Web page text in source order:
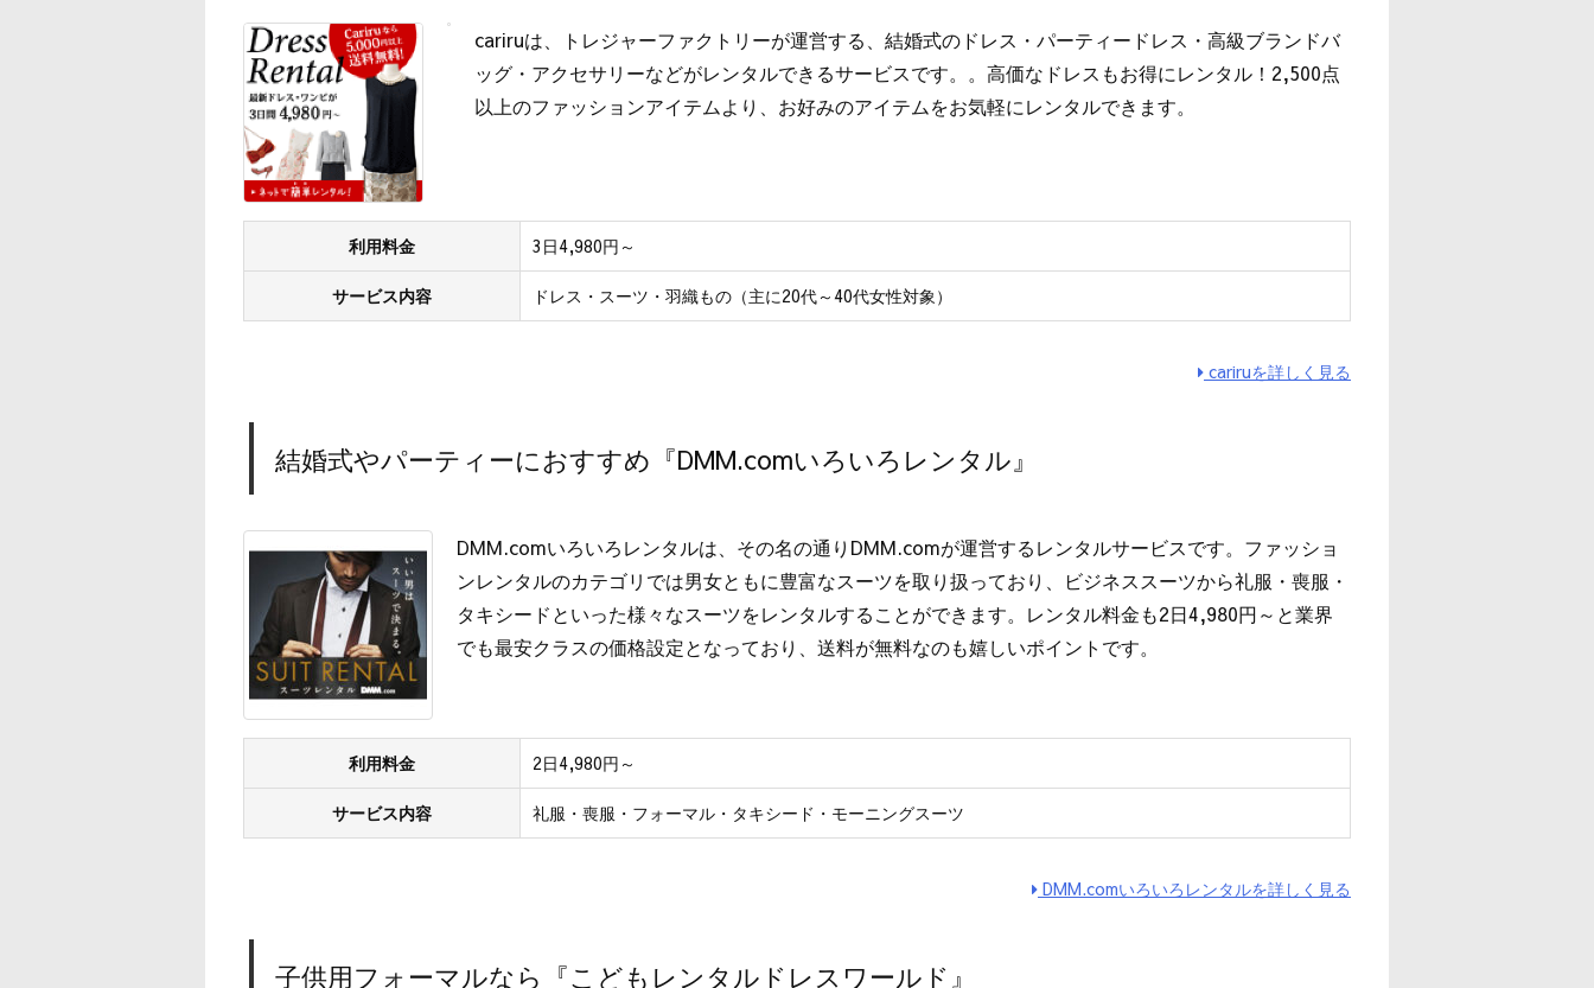
cariruは、トレジャーファクトリーが運営する、結婚式のドレス・パーティードレス・高級ブランドバ
ッグ・アクセサリーなどがレンタルできるサービスです。。高価なドレスもお得にレンタル！2,500点
以上のファッションアイテムより、お好みのアイテムをお気軽にレンタルできます。
利用料金 3日4,980円～
サービス内容 ドレス・スーツ・羽織もの（主に20代～40代女性対象）
cariruを詳しく見る
結婚式やパーティーにおすすめ『DMM.comいろいろレンタル』
DMM.comいろいろレンタルは、その名の通りDMM.comが運営するレンタルサービスです。ファッショ
ンレンタルのカテゴリでは男女ともに豊富なスーツを取り扱っており、ビジネススーツから礼服・喪服・
タキシードといった様々なスーツをレンタルすることができます。レンタル料金も2日4,980円～と業界
でも最安クラスの価格設定となっており、送料が無料なのも嬉しいポイントです。
利用料金 2日4,980円～
サービス内容 礼服・喪服・フォーマル・タキシード・モーニングスーツ
DMM.comいろいろレンタルを詳しく見る
子供用フォーマルなら『こどもレンタルドレスワールド』